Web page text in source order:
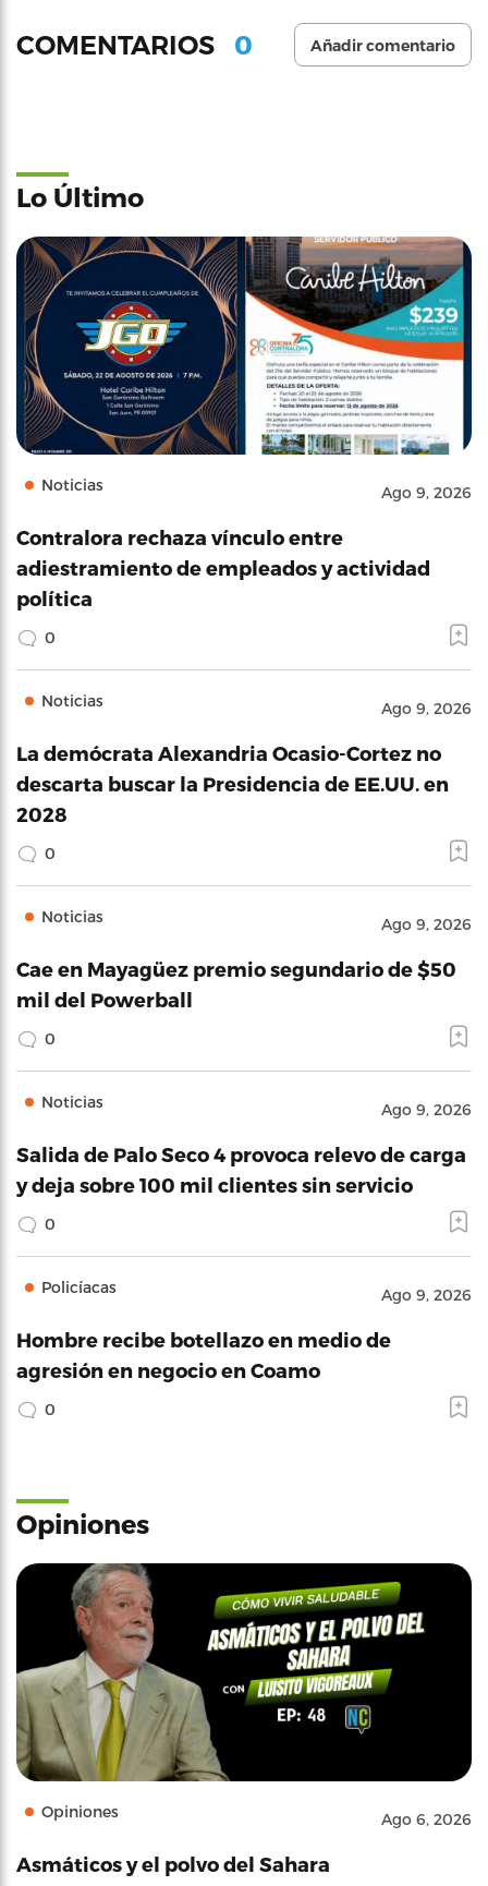
COMENTARIOS 0 Añadir comentario
Lo Último
Noticias Ago 9, 2026
Contralora rechaza vínculo entre
adiestramiento de empleados y actividad
política
0
Noticias Ago 9, 2026
La demócrata Alexandria Ocasio-Cortez no
descarta buscar la Presidencia de EE.UU. en
2028
0
Noticias Ago 9, 2026
Cae en Mayagüez premio segundario de $50
mil del Powerball
0
Noticias Ago 9, 2026
Salida de Palo Seco 4 provoca relevo de carga
y deja sobre 100 mil clientes sin servicio
0
Policíacas Ago 9, 2026
Hombre recibe botellazo en medio de
agresión en negocio en Coamo
0
Opiniones
Opiniones Ago 6, 2026
Asmáticos y el polvo del Sahara